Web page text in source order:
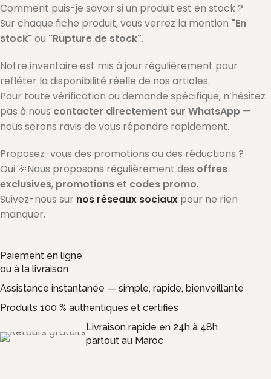
Comment puis-je savoir si un produit est en stock ?
Sur chaque fiche produit, vous verrez la mention "En
stock"ou "Rupture de stock".
Notre inventaire est mis à jour régulièrement pour
refléter la disponibilité réelle de nos articles.
Pour toute vérification ou demande spécifique, n’hésitez
pas à nous contacter directement sur WhatsApp —
nous serons ravis de vous répondre rapidement.
Proposez-vous des promotions ou des réductions ?
Oui 🎉Nous proposons régulièrement des offres
exclusives, promotionset codes promo.
Suivez-nous sur nos réseaux sociaux pour ne rien
manquer.
Paiement en ligne
ou à la livraison
Assistance instantanée — simple, rapide, bienveillante
Produits 100 % authentiques et certifiés
Livraison rapide en 24h à 48h
partout au Maroc